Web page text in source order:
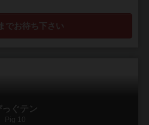
でお待ち下さい
っぐテン
Pig 10